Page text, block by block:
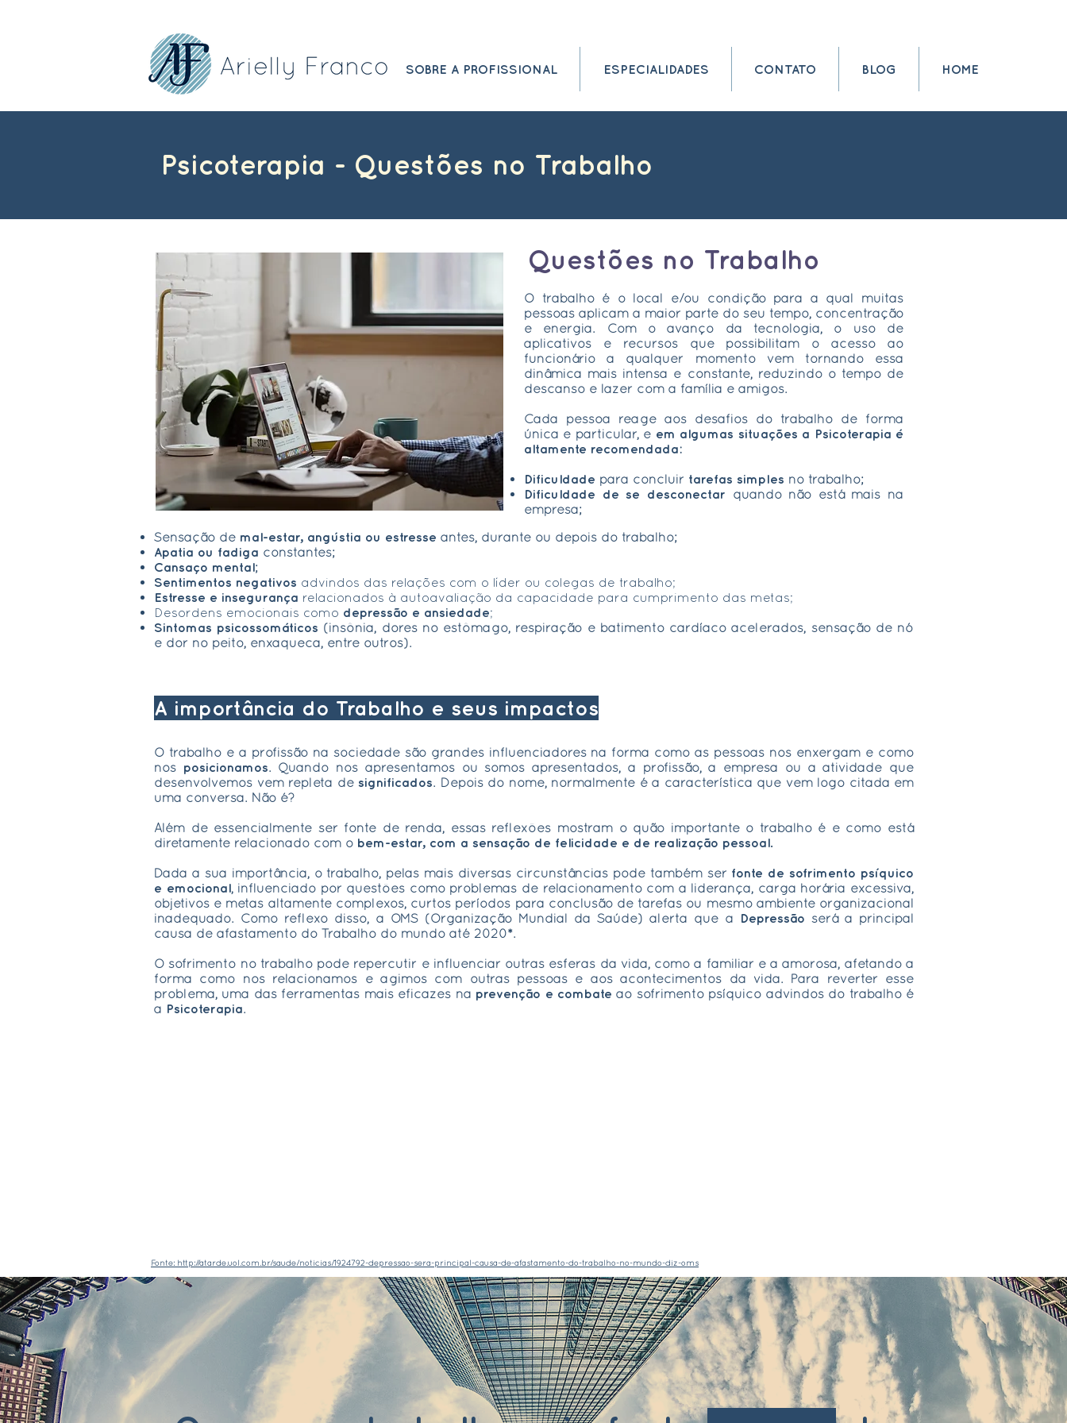
SOBRE A PROFISSIONAL ESPECIALIDADES CONTATO BLOG HOME
Psicoterapia - Questões no Trabalho
Questões no Trabalho
O trabalho é o local e/ou condição para a qual muitas
pessoas aplicam a maior parte do seu tempo, concentração
e energia. Com o avanço da tecnologia, o uso de
aplicativos e recursos que possibilitam o acesso ao
funcionário a qualquer momento vem tornando essa
dinâmica mais intensa e constante, reduzindo o tempo de
descanso e lazer com a família e amigos.
Cada pessoa reage aos desafios do trabalho de forma
única e particular, e em algumas situações a Psicoterapia é
altamente recomendada:
Dificuldade para concluir tarefas simples no trabalho;
Dificuldade de se desconectar quando não está mais na
empresa;
Sensação de mal-estar, angústia ou estresse antes, durante ou depois do trabalho;
Apatia ou fadiga constantes;
Cansaço mental;
Sentimentos negativos advindos das relações com o líder ou colegas de trabalho;
Estresse e insegurança relacionados à autoavaliação da capacidade para cumprimento das metas;
Desordens emocionais como depressão e ansiedade;
Sintomas psicossomáticos (insônia, dores no estômago, respiração e batimento cardíaco acelerados, sensação de nó
e dor no peito, enxaqueca, entre outros).
A importância do Trabalho e seus impactos
O trabalho e a profissão na sociedade são grandes influenciadores na forma como as pessoas nos enxergam e como
nos posicionamos. Quando nos apresentamos ou somos apresentados, a profissão, a empresa ou a atividade que
desenvolvemos vem repleta de significados. Depois do nome, normalmente é a característica que vem logo citada em
uma conversa. Não é?
Além de essencialmente ser fonte de renda, essas reflexões mostram o quão importante o trabalho é e como está
diretamente relacionado com o bem-estar, com a sensação de felicidade e de realização pessoal.
Dada a sua importância, o trabalho, pelas mais diversas circunstâncias pode também ser fonte de sofrimento psíquico
e emocional, influenciado por questões como problemas de relacionamento com a liderança, carga horária excessiva,
objetivos e metas altamente complexos, curtos períodos para conclusão de tarefas ou mesmo ambiente organizacional
inadequado. Como reflexo disso, a OMS (Organização Mundial da Saúde) alerta que a Depressão será a principal
causa de afastamento do Trabalho do mundo até 2020*.
O sofrimento no trabalho pode repercutir e influenciar outras esferas da vida, como a familiar e a amorosa, afetando a
forma como nos relacionamos e agimos com outras pessoas e aos acontecimentos da vida. Para reverter esse
problema, uma das ferramentas mais eficazes na prevenção e combate ao sofrimento psíquico advindos do trabalho é
a Psicoterapia.
Fonte: http://atarde.uol.com.br/saude/noticias/1924792-depressao-sera-principal-causa-de-afastamento-do-trabalho-no-mundo-diz-oms